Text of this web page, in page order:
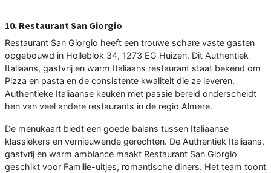
10. Restaurant San Giorgio
Restaurant San Giorgio heeft een trouwe schare vaste gasten
opgebouwd in Holleblok 34, 1273 EG Huizen. Dit Authentiek
Italiaans, gastvrij en warm Italiaans restaurant staat bekend om
Pizza en pasta en de consistente kwaliteit die ze leveren.
Authentieke Italiaanse keuken met passie bereid onderscheidt
hen van veel andere restaurants in de regio Almere.
De menukaart biedt een goede balans tussen Italiaanse
klassiekers en vernieuwende gerechten. De Authentiek Italiaans,
gastvrij en warm ambiance maakt Restaurant San Giorgio
geschikt voor Familie-uitjes, romantische diners. Het team toont